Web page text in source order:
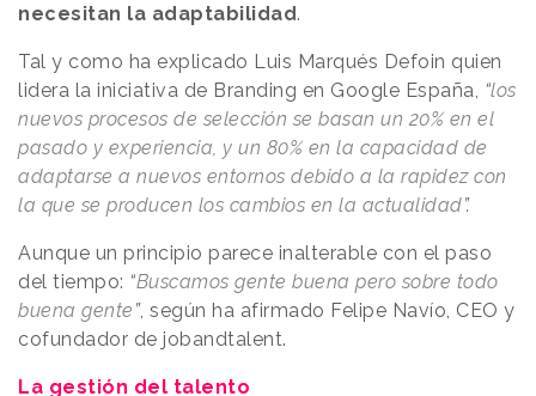
necesitan la adaptabilidad.
Tal y como ha explicado Luis Marqués Defoin quien
lidera la iniciativa de Branding en Google España,
“los
nuevos procesos de selección se basan un 20% en el
pasado y experiencia, y un 80% en la capacidad de
adaptarse a nuevos entornos debido a la rapidez con
la que se producen los cambios en la actualidad”.
Aunque un principio parece inalterable con el paso
del tiempo: “Buscamos gente buena pero sobre todo
buena gente ”, según ha afirmado Felipe Navío, CEO y
cofundador de jobandtalent.
La gestión del talento